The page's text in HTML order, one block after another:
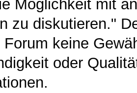
Möglichkeit mit
zu diskutieren."
Forum keine
oder